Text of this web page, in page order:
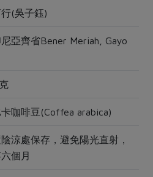
(吳子鈺)
亞齊省Bener Meriah, Gayo
咖啡豆(Coffea arabica)
涼處保存，避免陽光直射，
個月